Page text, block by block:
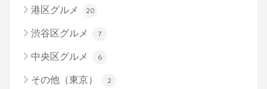
港区グルメ 20
渋谷区グルメ 7
中央区グルメ 6
その他（東京） 2